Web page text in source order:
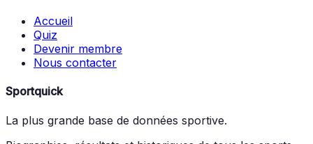
Accueil
Quiz
Devenir membre
Nous contacter
Sportquick
La plus grande base de données sportive.